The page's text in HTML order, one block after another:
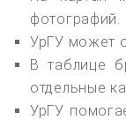
фотографий.
УрГУ может
В таблице
отдельные
УрГУ